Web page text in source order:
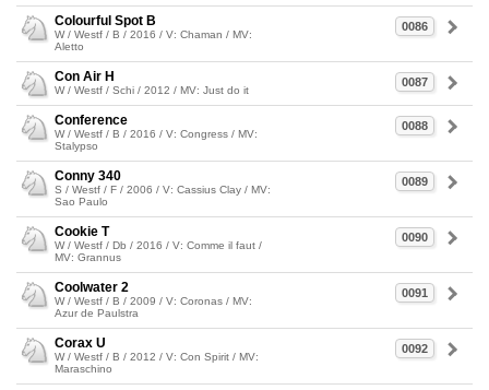
0086
Colourful Spot B
W / Westf / B / 2016 / V: Chaman / MV:
Aletto
0087
Con Air H
W / Westf / Schi / 2012 / MV: Just do it
0088
Conference
W / Westf / B / 2016 / V: Congress / MV:
Stalypso
0089
Conny 340
S / Westf / F / 2006 / V: Cassius Clay / MV:
Sao Paulo
0090
Cookie T
W / Westf / Db / 2016 / V: Comme il faut /
MV: Grannus
0091
Coolwater 2
W / Westf / B / 2009 / V: Coronas / MV:
Azur de Paulstra
0092
Corax U
W / Westf / B / 2012 / V: Con Spirit / MV:
Maraschino